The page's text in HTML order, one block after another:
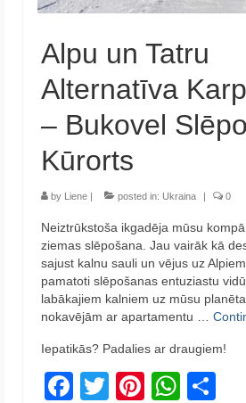
Latvija
Indonēzija
Par Mums
Alpu un Tatru
Alternatīva
– Bukovel
Kūrorts
by Liene | posted in: Ukraina | 0
Neiztrūkstoša ikgadēja mūsu
ziemas slēpošana. Jau vairāk kā
sajust kalnu sauli un vējus uz
pamatoti slēpošanas entuziastu
labākajiem kalniem uz mūsu
nokavējām ar apartamentu …
Iepatikās? Padalies ar draugiem!
Facebook
TwitterPinterest